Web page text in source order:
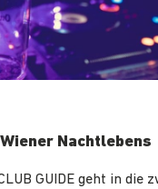
Nachtlebens
GUIDE geht in die